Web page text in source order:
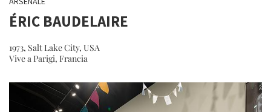
ÉRIC BAUDELAIRE
1973, Salt Lake City, USA
Vive a Parigi, Francia